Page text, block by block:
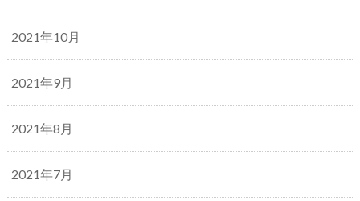
2021年10月
2021年9月
2021年8月
2021年7月